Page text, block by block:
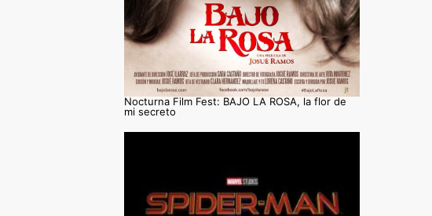
Nocturna Film Fest: BAJO LA ROSA, la flor de
mi secreto